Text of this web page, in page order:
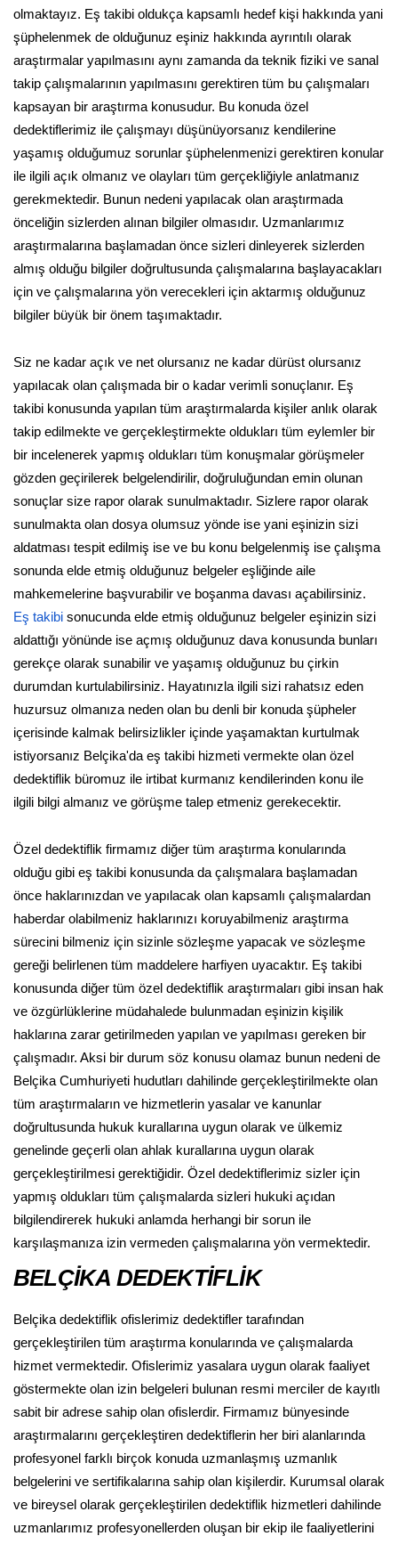
olmaktayız. Eş takibi oldukça kapsamlı hedef kişi hakkında yani
şüphelenmek de olduğunuz eşiniz hakkında ayrıntılı olarak
araştırmalar yapılmasını aynı zamanda da teknik fiziki ve sanal
takip çalışmalarının yapılmasını gerektiren tüm bu çalışmaları
kapsayan bir araştırma konusudur. Bu konuda özel
dedektiflerimiz ile çalışmayı düşünüyorsanız kendilerine
yaşamış olduğumuz sorunlar şüphelenmenizi gerektiren konular
ile ilgili açık olmanız ve olayları tüm gerçekliğiyle anlatmanız
gerekmektedir. Bunun nedeni yapılacak olan araştırmada
önceliğin sizlerden alınan bilgiler olmasıdır. Uzmanlarımız
araştırmalarına başlamadan önce sizleri dinleyerek sizlerden
almış olduğu bilgiler doğrultusunda çalışmalarına başlayacakları
için ve çalışmalarına yön verecekleri için aktarmış olduğunuz
bilgiler büyük bir önem taşımaktadır.
Siz ne kadar açık ve net olursanız ne kadar dürüst olursanız
yapılacak olan çalışmada bir o kadar verimli sonuçlanır. Eş
takibi konusunda yapılan tüm araştırmalarda kişiler anlık olarak
takip edilmekte ve gerçekleştirmekte oldukları tüm eylemler bir
bir incelenerek yapmış oldukları tüm konuşmalar görüşmeler
gözden geçirilerek belgelendirilir, doğruluğundan emin olunan
sonuçlar size rapor olarak sunulmaktadır. Sizlere rapor olarak
sunulmakta olan dosya olumsuz yönde ise yani eşinizin sizi
aldatması tespit edilmiş ise ve bu konu belgelenmiş ise çalışma
sonunda elde etmiş olduğunuz belgeler eşliğinde aile
mahkemelerine başvurabilir ve boşanma davası açabilirsiniz.
Eş takibi sonucunda elde etmiş olduğunuz belgeler eşinizin sizi
aldattığı yönünde ise açmış olduğunuz dava konusunda bunları
gerekçe olarak sunabilir ve yaşamış olduğunuz bu çirkin
durumdan kurtulabilirsiniz. Hayatınızla ilgili sizi rahatsız eden
huzursuz olmanıza neden olan bu denli bir konuda şüpheler
içerisinde kalmak belirsizlikler içinde yaşamaktan kurtulmak
istiyorsanız Belçika'da eş takibi hizmeti vermekte olan özel
dedektiflik büromuz ile irtibat kurmanız kendilerinden konu ile
ilgili bilgi almanız ve görüşme talep etmeniz gerekecektir.
Özel dedektiflik firmamız diğer tüm araştırma konularında
olduğu gibi eş takibi konusunda da çalışmalara başlamadan
önce haklarınızdan ve yapılacak olan kapsamlı çalışmalardan
haberdar olabilmeniz haklarınızı koruyabilmeniz araştırma
sürecini bilmeniz için sizinle sözleşme yapacak ve sözleşme
gereği belirlenen tüm maddelere harfiyen uyacaktır. Eş takibi
konusunda diğer tüm özel dedektiflik araştırmaları gibi insan hak
ve özgürlüklerine müdahalede bulunmadan eşinizin kişilik
haklarına zarar getirilmeden yapılan ve yapılması gereken bir
çalışmadır. Aksi bir durum söz konusu olamaz bunun nedeni de
Belçika Cumhuriyeti hudutları dahilinde gerçekleştirilmekte olan
tüm araştırmaların ve hizmetlerin yasalar ve kanunlar
doğrultusunda hukuk kurallarına uygun olarak ve ülkemiz
genelinde geçerli olan ahlak kurallarına uygun olarak
gerçekleştirilmesi gerektiğidir. Özel dedektiflerimiz sizler için
yapmış oldukları tüm çalışmalarda sizleri hukuki açıdan
bilgilendirerek hukuki anlamda herhangi bir sorun ile
karşılaşmanıza izin vermeden çalışmalarına yön vermektedir.
BELÇİKA DEDEKTİFLİK
Belçika dedektiflik ofislerimiz dedektifler tarafından
gerçekleştirilen tüm araştırma konularında ve çalışmalarda
hizmet vermektedir. Ofislerimiz yasalara uygun olarak faaliyet
göstermekte olan izin belgeleri bulunan resmi merciler de kayıtlı
sabit bir adrese sahip olan ofislerdir. Firmamız bünyesinde
araştırmalarını gerçekleştiren dedektiflerin her biri alanlarında
profesyonel farklı birçok konuda uzmanlaşmış uzmanlık
belgelerini ve sertifikalarına sahip olan kişilerdir. Kurumsal olarak
ve bireysel olarak gerçekleştirilen dedektiflik hizmetleri dahilinde
uzmanlarımız profesyonellerden oluşan bir ekip ile faaliyetlerini